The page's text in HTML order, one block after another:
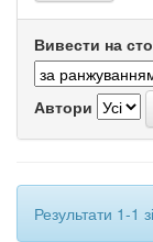
Вивести на
Автори
Результати 1-1